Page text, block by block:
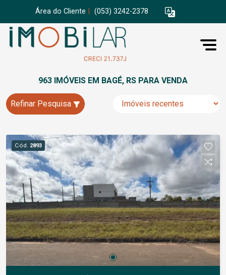
Área do Cliente (053) 3242-2378
963 IMÓVEIS EM BAGÉ, RS PARA VENDA
Refinar Pesquisa
Cód. 2893